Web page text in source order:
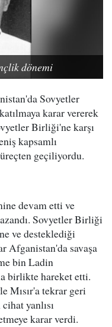
dönemi
Sovyetler
karar vererek
Birliği'ne karşı
kapsamlı
geçiliyordu.
devam etti ve
Sovyetler Birliği
ve desteklediği
Afganistan'da savaşa
bin Ladin
birlikte hareket etti.
Mısır'a tekrar geri
yanlısı
karar verdi.